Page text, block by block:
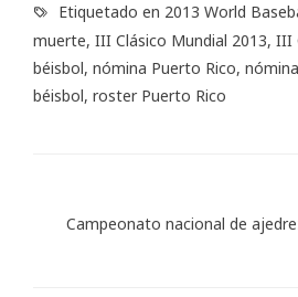
Etiquetado en 2013 World
muerte, III Clásico Mundial 2013, III
béisbol, nómina Puerto Rico,
béisbol, roster Puerto Rico
Campeonato nacional de